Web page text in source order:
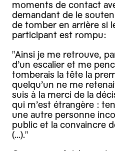
moments de contact
demandant de le
de tomber en arrière si
participant est rompu:
"Ainsi je me retrouve,
d’un escalier et me
tomberais la tête la
quelqu’un ne me
suis à la merci de la
qui m’est étrangère :
une autre personne
public et la convaincre
(...)."